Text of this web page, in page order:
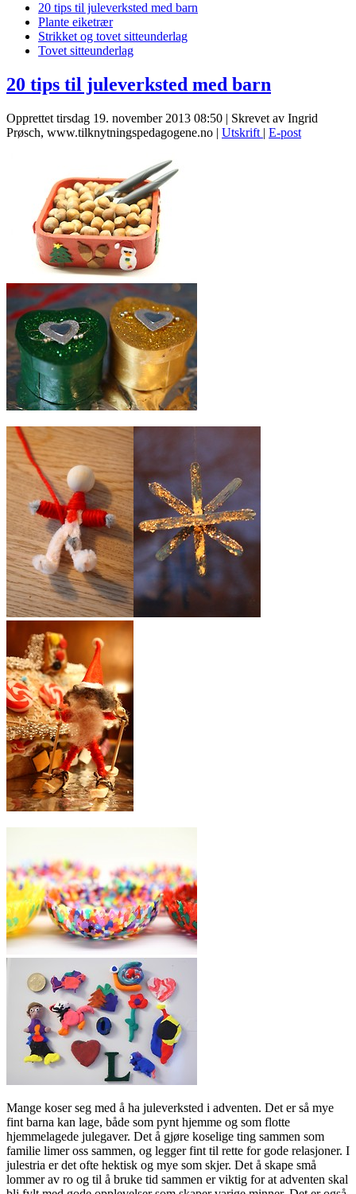
20 tips til juleverksted med barn
Plante eiketrær
Strikket og tovet sitteunderlag
Tovet sitteunderlag
20 tips til juleverksted med barn
Opprettet tirsdag 19. november 2013 08:50 | Skrevet av Ingrid
Prøsch, www.tilknytningspedagogene.no | Utskrift | E-post
Mange koser seg med å ha juleverksted i adventen. Det er så mye
fint barna kan lage, både som pynt hjemme og som flotte
hjemmelagede julegaver. Det å gjøre koselige ting sammen som
familie limer oss sammen, og legger fint til rette for gode relasjoner. I
julestria er det ofte hektisk og mye som skjer. Det å skape små
lommer av ro og til å bruke tid sammen er viktig for at adventen skal